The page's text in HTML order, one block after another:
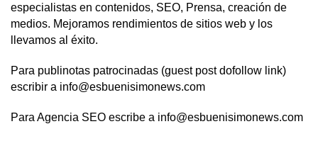
especialistas en contenidos, SEO, Prensa, creación de
medios. Mejoramos rendimientos de sitios web y los
llevamos al éxito.
Para publinotas patrocinadas (guest post dofollow link)
escribir a info@esbuenisimonews.com
Para Agencia SEO escribe a info@esbuenisimonews.com